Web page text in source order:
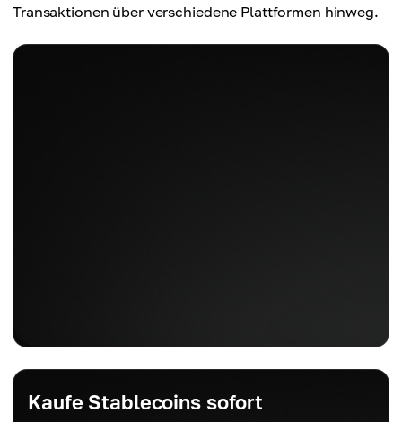
Transaktionen über verschiedene Plattformen hinweg.
Kaufe Stablecoins sofort